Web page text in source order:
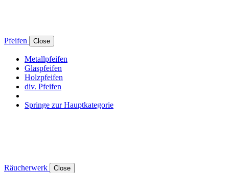
Pfeifen Close
Metallpfeifen
Glaspfeifen
Holzpfeifen
div. Pfeifen
Springe zur Hauptkategorie
Räucherwerk Close